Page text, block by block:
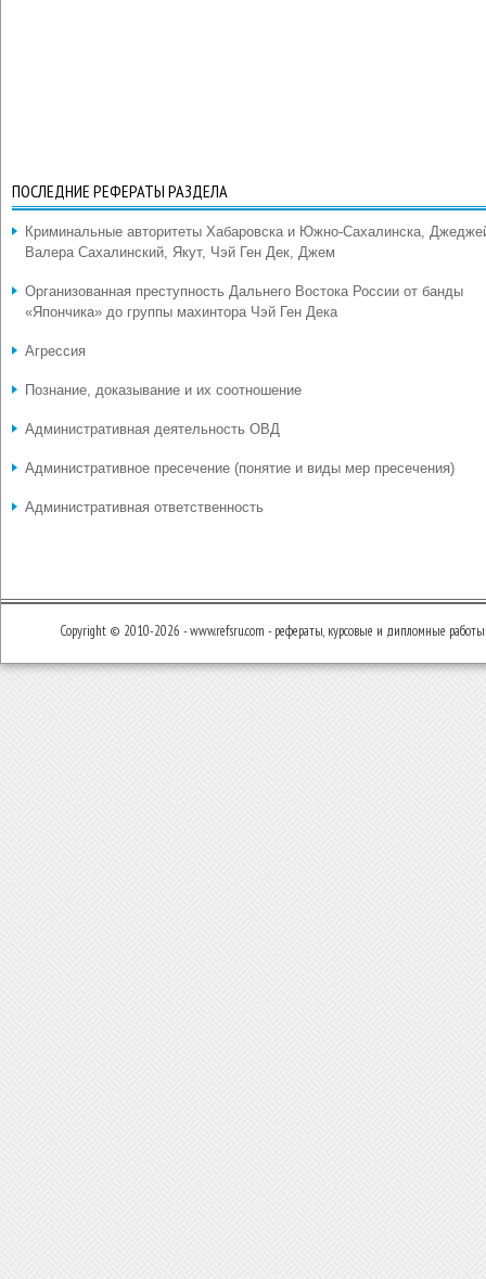
ПОСЛЕДНИЕ РЕФЕРАТЫ РАЗДЕЛА
Криминальные авторитеты Хабаровска и Южно-Сахалинска,
Валера Сахалинский, Якут, Чэй Ген Дек, Джем
Организованная преступность Дальнего Востока России от банды
«Япончика» до группы махинтора Чэй Ген Дека
Агрессия
Познание, доказывание и их соотношение
Административная деятельность ОВД
Административное пресечение (понятие и виды мер пресечения)
Административная ответственность
Copyright © 2010-2026 - www.refsru.com - рефераты, курсовые и дипломные работы